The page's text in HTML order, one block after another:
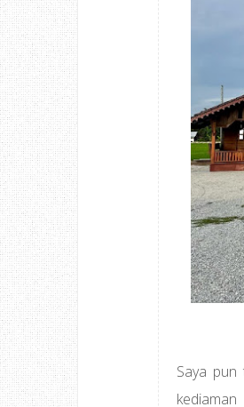
Saya pun